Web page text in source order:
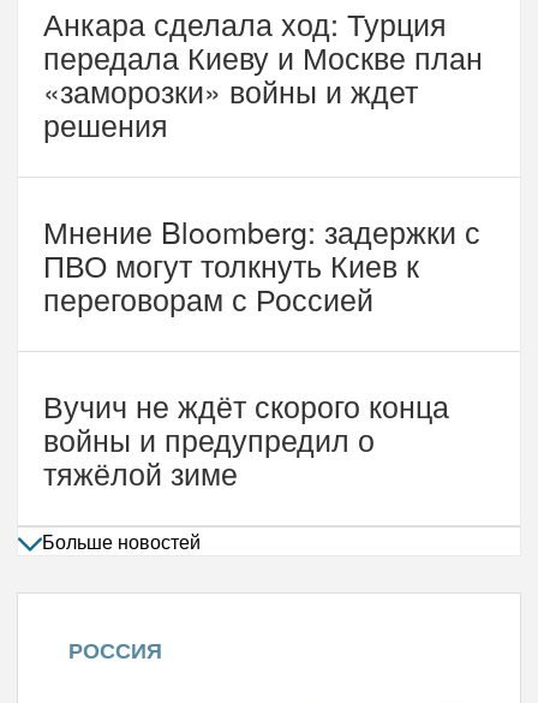
Анкара сделала ход: Турция
передала Киеву и Москве план
«заморозки» войны и ждет
решения
Мнение Bloomberg: задержки с
ПВО могут толкнуть Киев к
переговорам с Россией
Вучич не ждёт скорого конца
войны и предупредил о
тяжёлой зиме
Больше новостей
РОССИЯ